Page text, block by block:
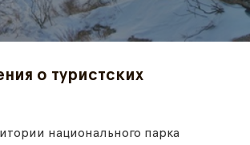
о туристских
национального парка